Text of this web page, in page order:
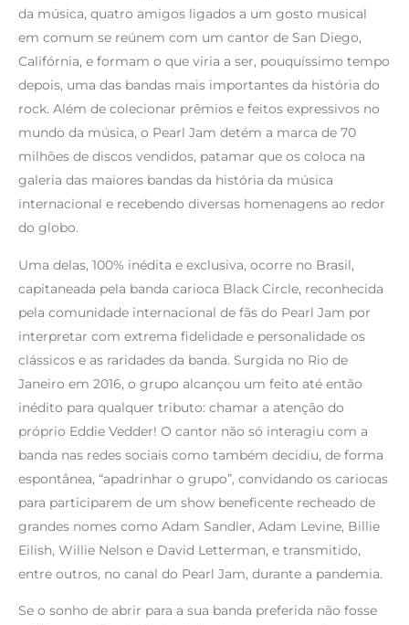
da música, quatro amigos ligados a um gosto musical
em comum se reúnem com um cantor de San Diego,
Califórnia, e formam o que viria a ser, pouquíssimo tempo
depois, uma das bandas mais importantes da história do
rock. Além de colecionar prêmios e feitos expressivos no
mundo da música, o Pearl Jam detém a marca de 70
milhões de discos vendidos, patamar que os coloca na
galeria das maiores bandas da história da música
internacional e recebendo diversas homenagens ao redor
do globo.
Uma delas, 100% inédita e exclusiva, ocorre no Brasil,
capitaneada pela banda carioca Black Circle, reconhecida
pela comunidade internacional de fãs do Pearl Jam por
interpretar com extrema fidelidade e personalidade os
clássicos e as raridades da banda. Surgida no Rio de
Janeiro em 2016, o grupo alcançou um feito até então
inédito para qualquer tributo: chamar a atenção do
próprio Eddie Vedder! O cantor não só interagiu com a
banda nas redes sociais como também decidiu, de forma
espontânea, “apadrinhar o grupo”, convidando os cariocas
para participarem de um show beneficente recheado de
grandes nomes como Adam Sandler, Adam Levine, Billie
Eilish, Willie Nelson e David Letterman, e transmitido,
entre outros, no canal do Pearl Jam, durante a pandemia.
Se o sonho de abrir para a sua banda preferida não fosse